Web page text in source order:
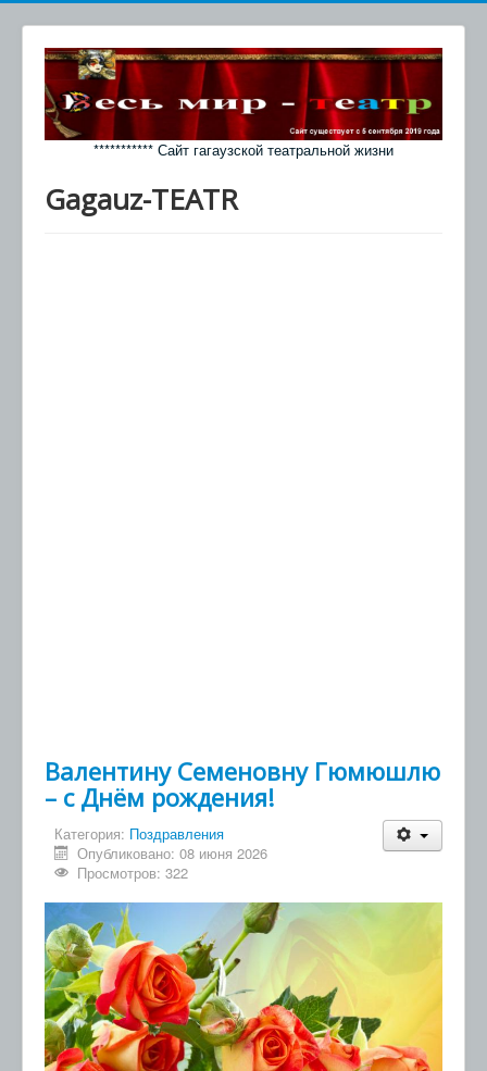
*********** Сайт гагаузской театральной жизни
Gagauz-TEATR
Валентину Семеновну Гюмюшлю
– с Днём рождения!
Категория: Поздравления
Опубликовано: 08 июня 2026
Просмотров: 322